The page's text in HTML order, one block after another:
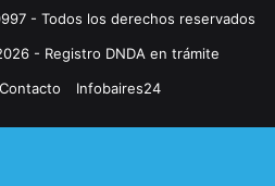
- Todos los derechos reservados
- Registro DNDA en trámite
Contacto Infobaires24